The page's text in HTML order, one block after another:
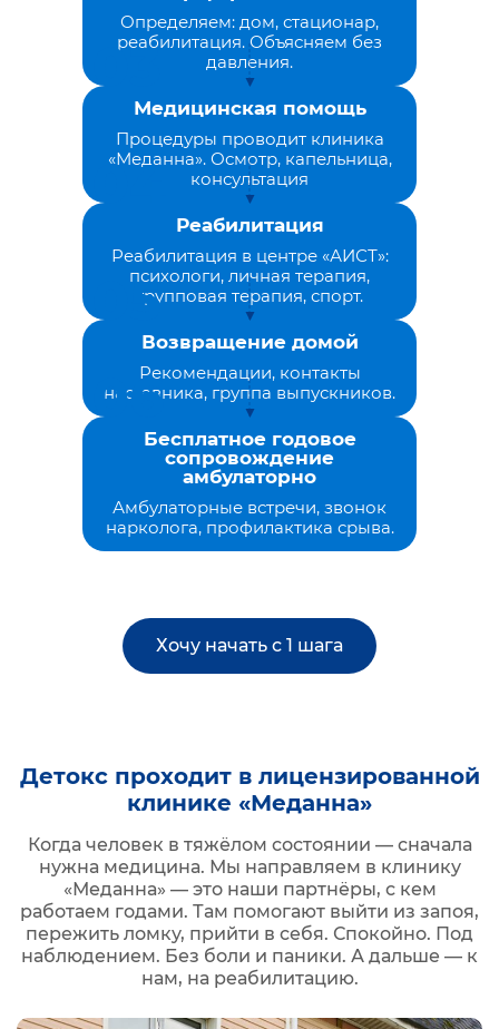
Определяем: дом, стационар,
реабилитация. Объясняем без
давления.
Медицинская помощь
Процедуры проводит клиника
«Меданна». Осмотр, капельница,
консультация
Реабилитация
Реабилитация в центре «АИСТ»:
психологи, личная терапия,
групповая терапия, спорт.
Возвращение домой
Рекомендации, контакты
наставника, группа выпускников.
Бесплатное годовое
сопровождение
амбулаторно
Амбулаторные встречи, звонок
нарколога, профилактика срыва.
Хочу начать с 1 шага
Детокс проходит в лицензированной
клинике «Меданна»
Когда человек в тяжёлом состоянии — сначала
нужна медицина. Мы направляем в клинику
«Меданна» — это наши партнёры, с кем
работаем годами. Там помогают выйти из запоя,
пережить ломку, прийти в себя. Спокойно. Под
наблюдением. Без боли и паники. А дальше — к
нам, на реабилитацию.